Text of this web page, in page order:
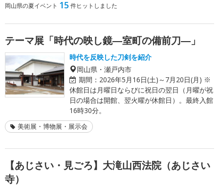
岡山県の夏イベント 15 件ヒットしました
テーマ展「時代の映し鏡―室町の備前刀―」
時代を反映した刀剣を紹介
岡山県・瀬戸内市
期間： 2026年5月16日(土)～7月20日(月) ※
休館日は月曜日ならびに祝日の翌日（月曜が祝
日の場合は開館、翌火曜が休館日）。最終入館
16時30分。
美術展・博物展・展示会
【あじさい・見ごろ】大滝山西法院（あじさい
寺）